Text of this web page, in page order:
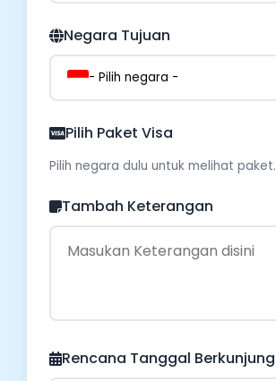
Negara Tujuan
- Pilih negara -
Pilih Paket Visa
Pilih negara dulu untuk melihat paket.
Tambah Keterangan
Rencana Tanggal Berkunjung